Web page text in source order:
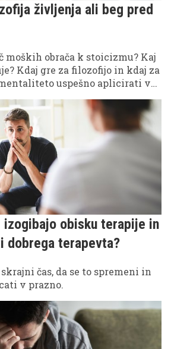
življenja ali beg pred
moških obrača k stoicizmu? Kaj
Kdaj gre za filozofijo in kdaj za
uspešno aplicirati v
izogibajo obisku terapije in
dobrega terapevta?
čas, da se to spremeni in
v prazno.